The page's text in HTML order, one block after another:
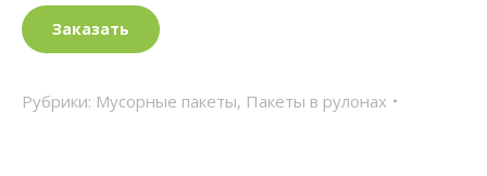
Заказать
Рубрики: Мусорные пакеты, Пакеты в рулонах